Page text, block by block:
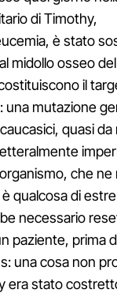
di Timothy,
è stato
midollo osseo
il
una mutazione
quasi
che
qualcosa di
necessario
paziente, prima
una cosa non
era stato